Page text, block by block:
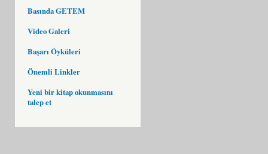
Basında GETEM
Video Galeri
Başarı Öyküleri
Önemli Linkler
Yeni bir kitap okunmasını
talep et